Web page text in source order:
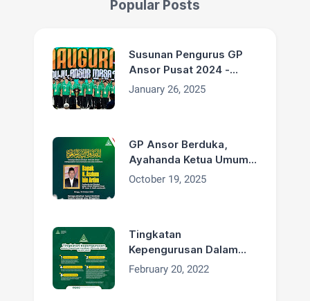
Popular Posts
Susunan Pengurus GP
Ansor Pusat 2024 -
2029
January 26, 2025
GP Ansor Berduka,
Ayahanda Ketua Umum
H. Addin Jauharudin,
October 19, 2025
Tingkatan
Kepengurusan Dalam
Organisasi GP Ansor
February 20, 2022